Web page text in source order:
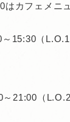
カフェメニ
15:30（
～21:00（